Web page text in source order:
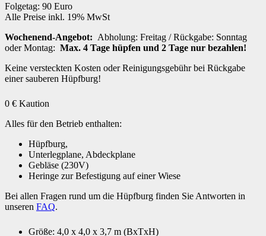
Folgetag: 90 Euro
Alle Preise inkl. 19% MwSt
Wochenend-Angebot: Abholung: Freitag / Rückgabe: Sonntag
oder Montag: Max. 4 Tage hüpfen und 2 Tage nur bezahlen!
Keine versteckten Kosten oder Reinigungsgebühr bei Rückgabe
einer sauberen Hüpfburg!
0 € Kaution
Alles für den Betrieb enthalten:
Hüpfburg,
Unterlegplane, Abdeckplane
Gebläse (230V)
Heringe zur Befestigung auf einer Wiese
Bei allen Fragen rund um die Hüpfburg finden Sie Antworten in
unseren FAQ.
Größe: 4,0 x 4,0 x 3,7 m (BxTxH)